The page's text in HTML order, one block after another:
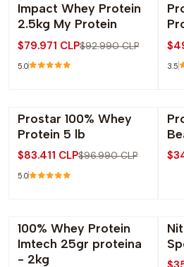
-14% OFF
Impact Whey Protein
2.5kg My Protein
$79.971 CLP$92.990 CLP
5.0 3.5
-14% OFF
Prostar 100% Whey
Protein 5 lb
$83.411 CLP$96.990 CLP
5.0
-20% OFF
100% Whey Protein
Imtech 25gr proteina
- 2kg